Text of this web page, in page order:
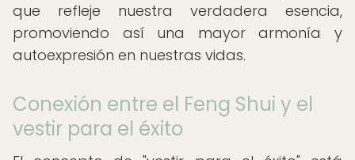
que refleje nuestra verdadera esencia,
promoviendo así una mayor armonía y
autoexpresión en nuestras vidas.
Conexión entre el Feng Shui y el
vestir para el éxito